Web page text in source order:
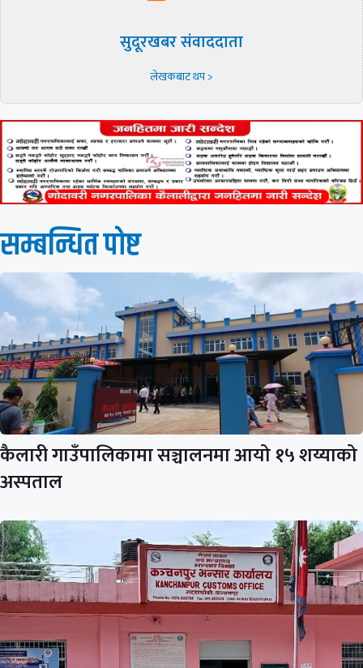
सुदूरखबर संवाददाता
लेखकबाट थप >
सम्बन्धित पाेष्ट
कैलारी गाउँपालिकामा सञ्चालनमा आयो १५ शय्याको
अस्पताल